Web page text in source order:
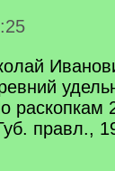
раскопкам
правл.,